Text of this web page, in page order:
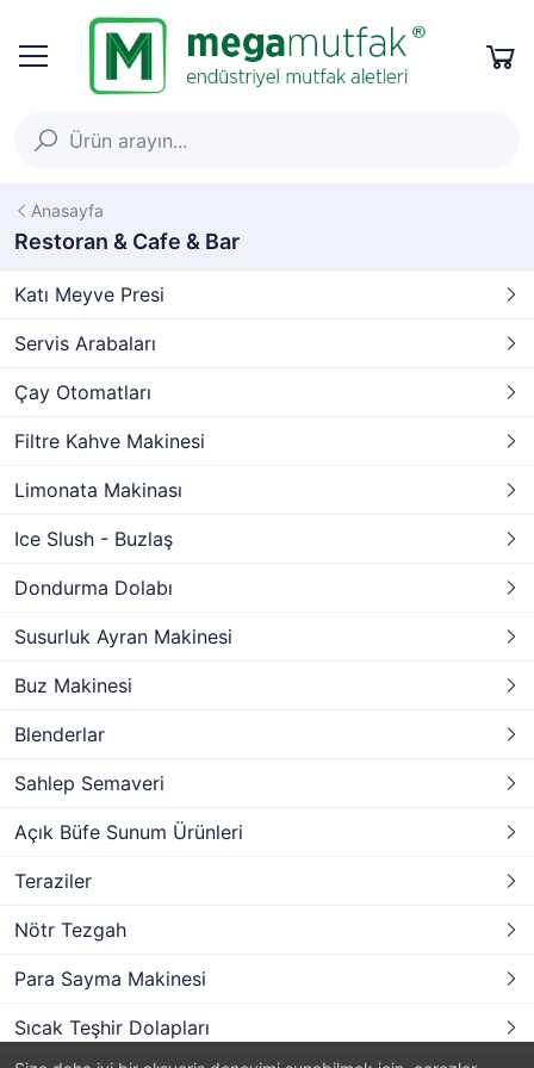
Anasayfa
Restoran & Cafe & Bar
Katı Meyve Presi
Servis Arabaları
Çay Otomatları
Filtre Kahve Makinesi
Limonata Makinası
Ice Slush - Buzlaş
Dondurma Dolabı
Susurluk Ayran Makinesi
Buz Makinesi
Blenderlar
Sahlep Semaveri
Açık Büfe Sunum Ürünleri
Teraziler
Nötr Tezgah
Para Sayma Makinesi
Sıcak Teşhir Dolapları